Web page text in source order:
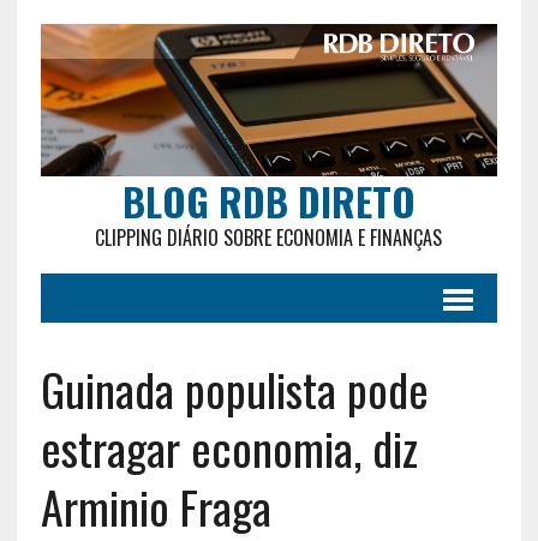
BLOG RDB DIRETO
CLIPPING DIÁRIO SOBRE ECONOMIA E FINANÇAS
Guinada populista pode
estragar economia, diz
Arminio Fraga